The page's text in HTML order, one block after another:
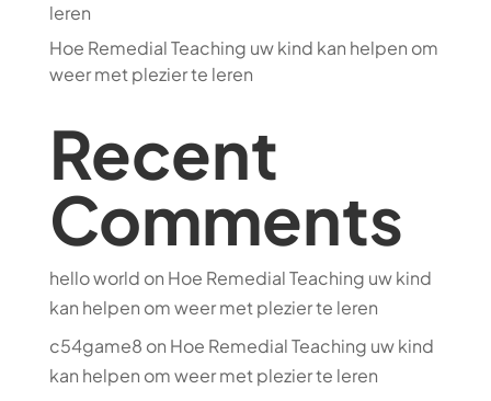
leren
Hoe Remedial Teaching uw kind kan helpen om
weer met plezier te leren
Recent
Comments
hello world on Hoe Remedial Teaching uw kind
kan helpen om weer met plezier te leren
c54game8 on Hoe Remedial Teaching uw kind
kan helpen om weer met plezier te leren